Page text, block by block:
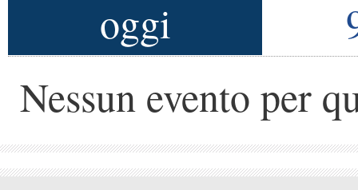
oggi
Nessun evento per